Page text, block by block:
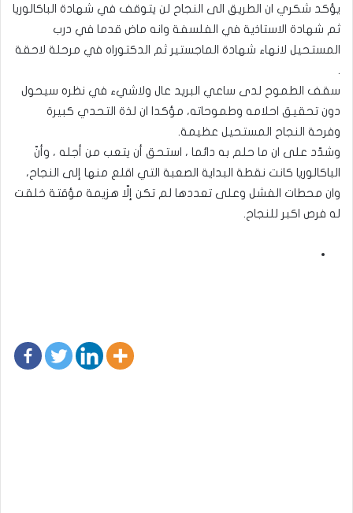
يؤكد شكري ان الطريق الى النجاح لن يتوقف في شهادة الباكالوريا
ثم شهادة الاستاذية في الفلسفة وانه ماض قدما في درب
المستحيل لانهاء شهادة الماجستير ثم الدكتوراه في مرحلة لاحقة
.
سقف الطموح لدى ساعي البريد عال ولاشيء في نظره سيحول
دون تحقيق احلامه وطموحاته، مؤكدا ان لذة التحدي كبيرة
وفرحة النجاح المستحيل عظيمة.
وشدّد على ان ما حلم به دائما ، استحق أن يتعب من أجله ، وأنّ
الباكالوريا كانت نقطة البداية الصعبة التي اقلع منها إلى النجاح،
وان محطات الفشل وعلى تعددها لم تكن إلّا هزيمة مؤقتة خلقت
له فرص اكبر للنجاح.